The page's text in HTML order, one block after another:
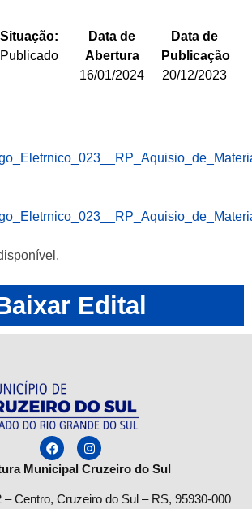
Situação:
Publicado
Data de
Abertura
16/01/2024
Data de
Publicação
20/12/2023
Edital
Municipal Cruzeiro do Sul
– Centro, Cruzeiro do Sul – RS, 95930-000